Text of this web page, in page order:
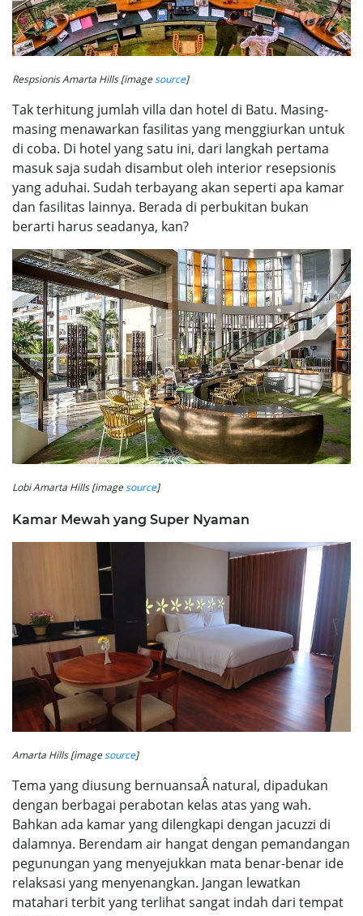
Respsionis Amarta Hills [imagesource]
Tak terhitung jumlah villa dan hotel di Batu. Masing-
masing menawarkan fasilitas yang menggiurkan untuk
di coba. Di hotel yang satu ini, dari langkah pertama
masuk saja sudah disambut oleh interior resepsionis
yang aduhai. Sudah terbayang akan seperti apa kamar
dan fasilitas lainnya. Berada di perbukitan bukan
berarti harus seadanya, kan?
Lobi Amarta Hills [imagesource]
Kamar Mewah yang Super Nyaman
Amarta Hills [imagesource]
Tema yang diusung bernuansaÂ natural, dipadukan
dengan berbagai perabotan kelas atas yang wah.
Bahkan ada kamar yang dilengkapi dengan jacuzzi di
dalamnya. Berendam air hangat dengan pemandangan
pegunungan yang menyejukkan mata benar-benar ide
relaksasi yang menyenangkan. Jangan lewatkan
matahari terbit yang terlihat sangat indah dari tempat